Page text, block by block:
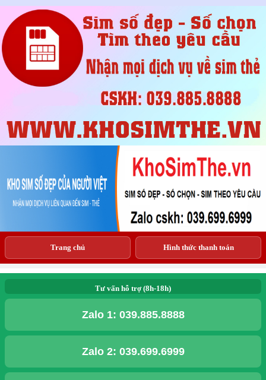
Trang chủ Hình thức thanh toán
Tư vấn hỗ trợ (8h-18h)
Zalo 1: 039.885.8888
Zalo 2: 039.699.6999